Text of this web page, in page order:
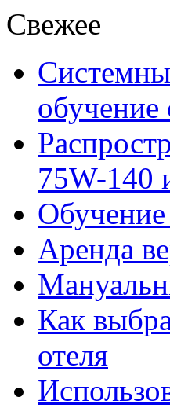
Свежее
обучение
75W-140
Аренда
Как
отеля